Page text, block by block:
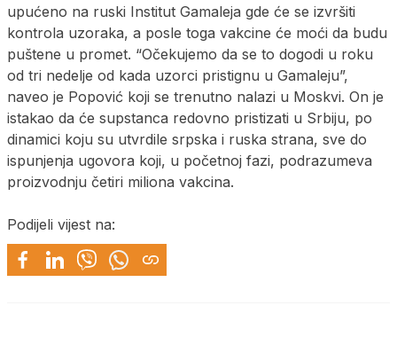
upućeno na ruski Institut Gamaleja gde će se izvršiti
kontrola uzoraka, a posle toga vakcine će moći da budu
puštene u promet. “Očekujemo da se to dogodi u roku
od tri nedelje od kada uzorci pristignu u Gamaleju”,
naveo je Popović koji se trenutno nalazi u Moskvi. On je
istakao da će supstanca redovno pristizati u Srbiju, po
dinamici koju su utvrdile srpska i ruska strana, sve do
ispunjenja ugovora koji, u početnoj fazi, podrazumeva
proizvodnju četiri miliona vakcina.
Podijeli vijest na: